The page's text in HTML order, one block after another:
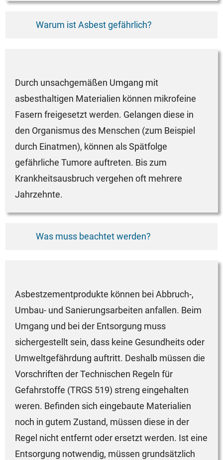
Warum ist Asbest gefährlich?
Durch unsachgemäßen Umgang mit
asbesthaltigen Materialien können mikrofeine
Fasern freigesetzt werden. Gelangen diese in
den Organismus des Menschen (zum Beispiel
durch Einatmen), können als Spätfolge
gefährliche Tumore auftreten. Bis zum
Krankheitsausbruch vergehen oft mehrere
Jahrzehnte.
Was muss beachtet werden?
Asbestzementprodukte können bei Abbruch-,
Umbau- und Sanierungsarbeiten anfallen. Beim
Umgang und bei der Entsorgung muss
sichergestellt sein, dass keine Gesundheits oder
Umweltgefährdung auftritt. Deshalb müssen die
Vorschriften der Technischen Regeln für
Gefahrstoffe (TRGS 519) streng eingehalten
weren. Befinden sich eingebaute Materialien
noch in gutem Zustand, müssen diese in der
Regel nicht entfernt oder ersetzt werden. Ist eine
Entsorgung notwendig, müssen grundsätzlich